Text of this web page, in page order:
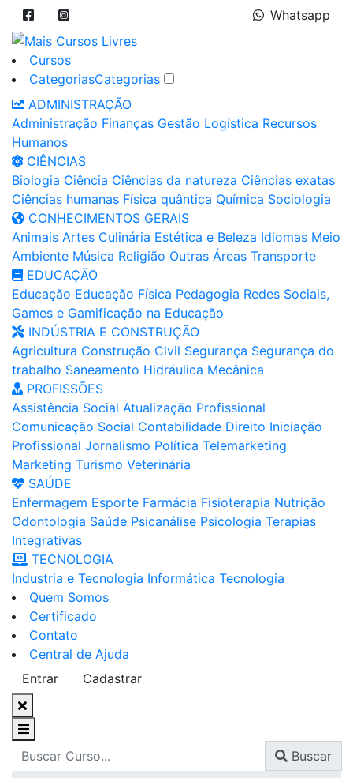
Whatsapp
Cursos
CategoriasCategorias
ADMINISTRAÇÃO
Administração Finanças Gestão Logística Recursos
Humanos
CIÊNCIAS
Biologia Ciência Ciências da natureza Ciências exatas
Ciências humanas Física quântica Química Sociologia
CONHECIMENTOS GERAIS
Animais Artes Culinária Estética e Beleza Idiomas Meio
Ambiente Música Religião Outras Áreas Transporte
EDUCAÇÃO
Educação Educação Física Pedagogia Redes Sociais,
Games e Gamificação na Educação
INDÚSTRIA E CONSTRUÇÃO
Agricultura Construção Civil Segurança Segurança do
trabalho Saneamento Hidráulica Mecânica
PROFISSÕES
Assistência Social Atualização Profissional
Comunicação Social Contabilidade Direito Iniciação
Profissional Jornalismo Política Telemarketing
Marketing Turismo Veterinária
SAÚDE
Enfermagem Esporte Farmácia Fisioterapia Nutrição
Odontologia Saúde Psicanálise Psicologia Terapias
Integrativas
TECNOLOGIA
Industria e Tecnologia Informática Tecnologia
Quem Somos
Certificado
Contato
Central de Ajuda
Entrar
Cadastrar
Buscar